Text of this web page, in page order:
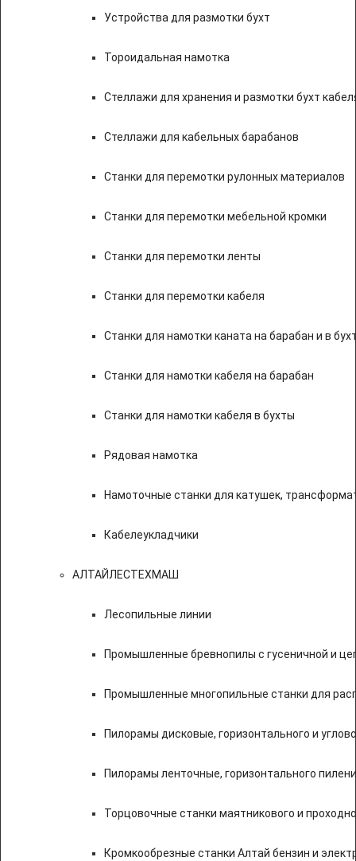
Устройства для размотки бухт
Тороидальная намотка
Стеллажи для хранения и размотки бухт
Стеллажи для кабельных барабанов
Станки для перемотки рулонных материалов
Станки для перемотки мебельной кромки
Станки для перемотки ленты
Станки для перемотки кабеля
Станки для намотки каната на барабан и в
Станки для намотки кабеля на барабан
Станки для намотки кабеля в бухты
Рядовая намотка
Намоточные станки для катушек,
Кабелеукладчики
АЛТАЙЛЕСТЕХМАШ
Лесопильные линии
Промышленные бревнопилы с гусеничной и
Промышленные многопильные станки для
Пилорамы дисковые, горизонтального и
Пилорамы ленточные, горизонтального
Торцовочные станки маятникового и
Кромкообрезные станки Алтай бензин и